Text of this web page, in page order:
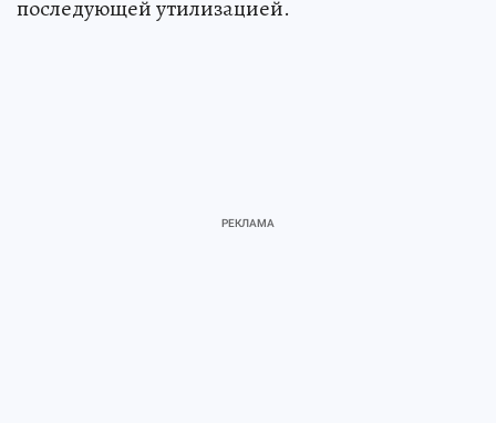
последующей утилизацией.